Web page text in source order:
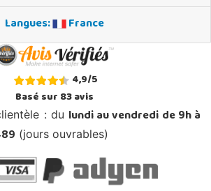
Langues:
France
4,9/5
Basé sur83avis
: du lundi au vendredi de 9h à
(jours ouvrables)